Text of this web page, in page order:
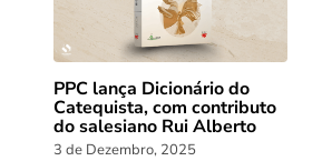
PPC lança Dicionário do
Catequista, com contributo
do salesiano Rui Alberto
3 de Dezembro, 2025